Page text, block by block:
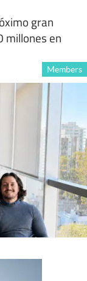
gran
millones en
Members